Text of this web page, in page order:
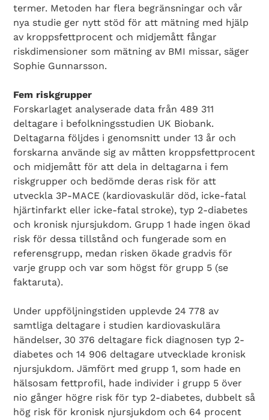
termer. Metoden har flera begränsningar och vår
nya studie ger nytt stöd för att mätning med hjälp
av kroppsfettprocent och midjemått fångar
riskdimensioner som mätning av BMI missar, säger
Sophie Gunnarsson.
Fem riskgrupper
Forskarlaget analyserade data från 489 311
deltagare i befolkningsstudien UK Biobank.
Deltagarna följdes i genomsnitt under 13 år och
forskarna använde sig av måtten kroppsfettprocent
och midjemått för att dela in deltagarna i fem
riskgrupper och bedömde deras risk för att
utveckla 3P-MACE (kardiovaskulär död, icke-fatal
hjärtinfarkt eller icke-fatal stroke), typ 2-diabetes
och kronisk njursjukdom. Grupp 1 hade ingen ökad
risk för dessa tillstånd och fungerade som en
referensgrupp, medan risken ökade gradvis för
varje grupp och var som högst för grupp 5 (se
faktaruta).
Under uppföljningstiden upplevde 24 778 av
samtliga deltagare i studien kardiovaskulära
händelser, 30 376 deltagare fick diagnosen typ 2-
diabetes och 14 906 deltagare utvecklade kronisk
njursjukdom. Jämfört med grupp 1, som hade en
hälsosam fettprofil, hade individer i grupp 5 över
nio gånger högre risk för typ 2-diabetes, dubbelt så
hög risk för kronisk njursjukdom och 64 procent